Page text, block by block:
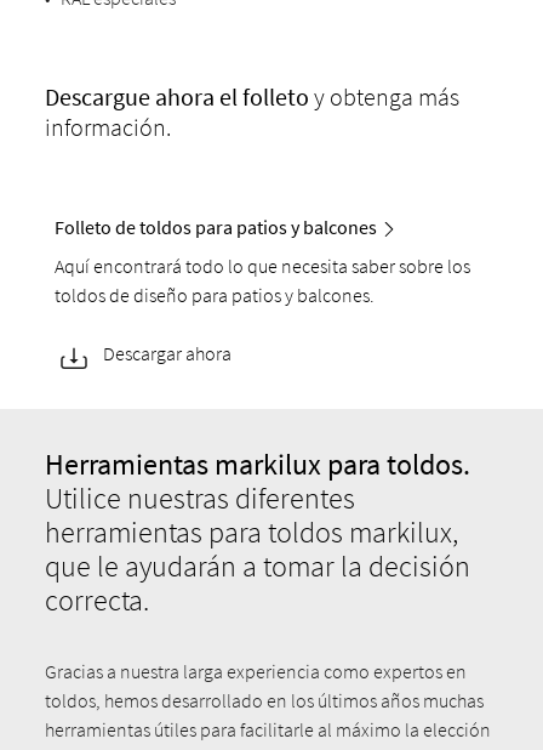
Descargue ahora el folleto y obtenga más
información.
Folleto de toldos para patios y balcones
Aquí encontrará todo lo que necesita saber sobre los
toldos de diseño para patios y balcones.
Descargar ahora
Herramientas markilux para toldos.
Utilice nuestras diferentes
herramientas para toldos markilux,
que le ayudarán a tomar la decisión
correcta.
Gracias a nuestra larga experiencia como expertos en
toldos, hemos desarrollado en los últimos años muchas
herramientas útiles para facilitarle al máximo la elección